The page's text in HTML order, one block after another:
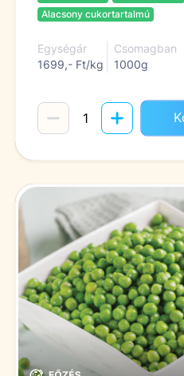
Alacsony cukortartalmú
Egységár
1699,- Ft/kg
Csomagban
1000g